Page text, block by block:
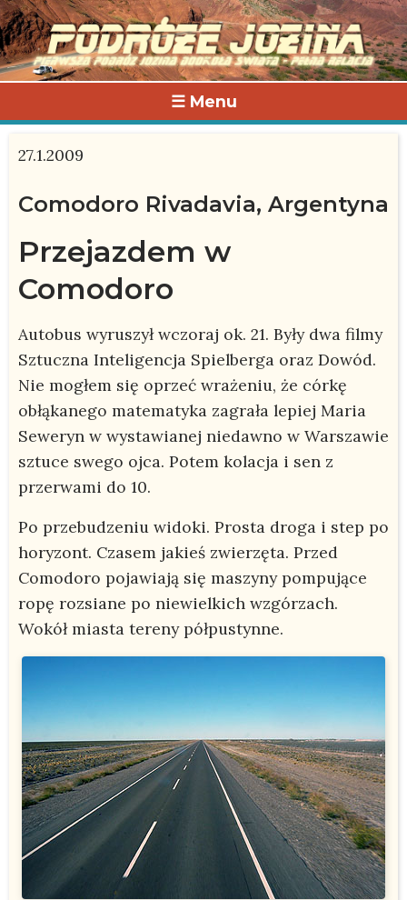
☰ Menu
27.1.2009
Comodoro Rivadavia, Argentyna
Przejazdem w
Comodoro
Autobus wyruszył wczoraj ok. 21. Były dwa filmy
Sztuczna Inteligencja Spielberga oraz Dowód.
Nie mogłem się oprzeć wrażeniu, że córkę
obłąkanego matematyka zagrała lepiej Maria
Seweryn w wystawianej niedawno w Warszawie
sztuce swego ojca. Potem kolacja i sen z
przerwami do 10.
Po przebudzeniu widoki. Prosta droga i step po
horyzont. Czasem jakieś zwierzęta. Przed
Comodoro pojawiają się maszyny pompujące
ropę rozsiane po niewielkich wzgórzach.
Wokół miasta tereny półpustynne.